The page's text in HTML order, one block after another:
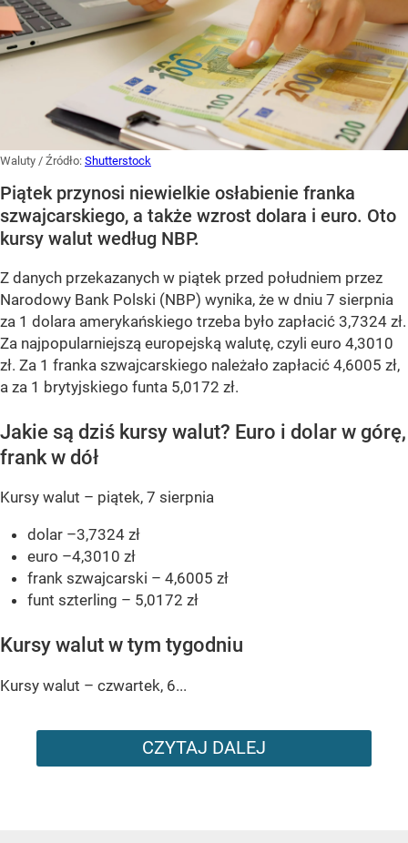
Waluty / Źródło: Shutterstock
Piątek przynosi niewielkie osłabienie franka
szwajcarskiego, a także wzrost dolara i euro. Oto
kursy walut według NBP.
Z danych przekazanych w piątek przed południem przez
Narodowy Bank Polski (NBP) wynika, że w dniu 7 sierpnia
za 1 dolara amerykańskiego trzeba było zapłacić 3,7324 zł.
Za najpopularniejszą europejską walutę, czyli euro 4,3010
zł. Za 1 franka szwajcarskiego należało zapłacić 4,6005 zł,
a za 1 brytyjskiego funta 5,0172 zł.
Jakie są dziś kursy walut? Euro i dolar w górę,
frank w dół
Kursy walut – piątek, 7 sierpnia
dolar –3,7324 zł
euro –4,3010 zł
frank szwajcarski – 4,6005 zł
funt szterling – 5,0172 zł
Kursy walut w tym tygodniu
Kursy walut – czwartek, 6...
CZYTAJ DALEJ